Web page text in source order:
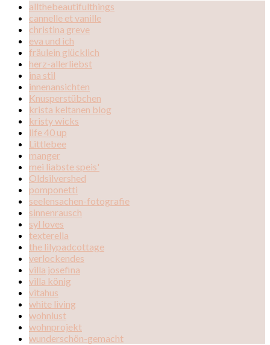
allthebeautifulthings
cannelle et vanille
christina greve
eva und ich
fräulein glücklich
herz-allerliebst
ina stil
innenansichten
Knusperstübchen
krista keltanen blog
kristy wicks
life 40 up
Littlebee
manger
mei liabste speis'
Oldsilvershed
pomponetti
seelensachen-fotografie
sinnenrausch
syl loves
texterella
the lilypadcottage
verlockendes
villa josefina
villa könig
vitahus
white living
wohnlust
wohnprojekt
wunderschön-gemacht